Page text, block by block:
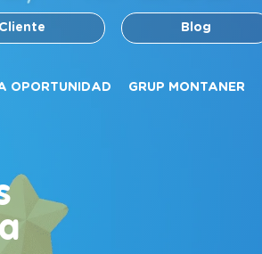
Blog
OPORTUNIDAD GRUP MONTANER